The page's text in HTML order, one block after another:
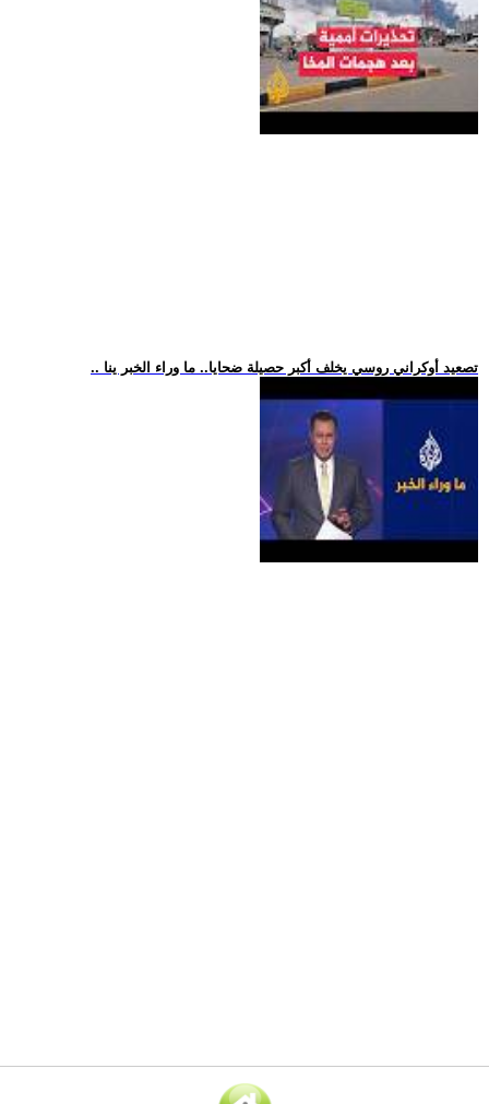
.. تصعيد أوكراني روسي يخلف أكبر حصيلة ضحايا.. ما وراء الخبر ينا